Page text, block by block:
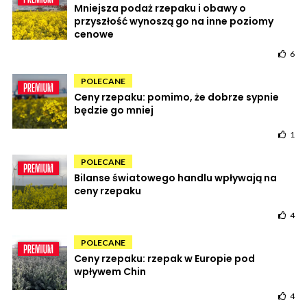
Mniejsza podaż rzepaku i obawy o
przyszłość wynoszą go na inne poziomy
cenowe
6
POLECANE
Ceny rzepaku: pomimo, że dobrze sypnie
będzie go mniej
1
POLECANE
Bilanse światowego handlu wpływają na
ceny rzepaku
4
POLECANE
Ceny rzepaku: rzepak w Europie pod
wpływem Chin
4